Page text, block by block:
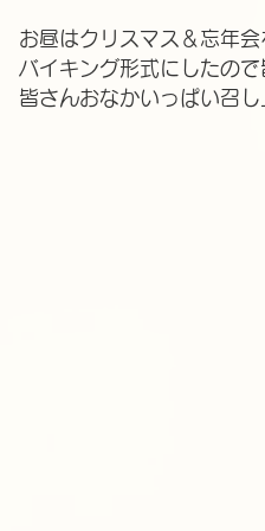
お昼はクリスマス＆忘年会
バイキング形式にしたの
皆さんおなかいっぱい召